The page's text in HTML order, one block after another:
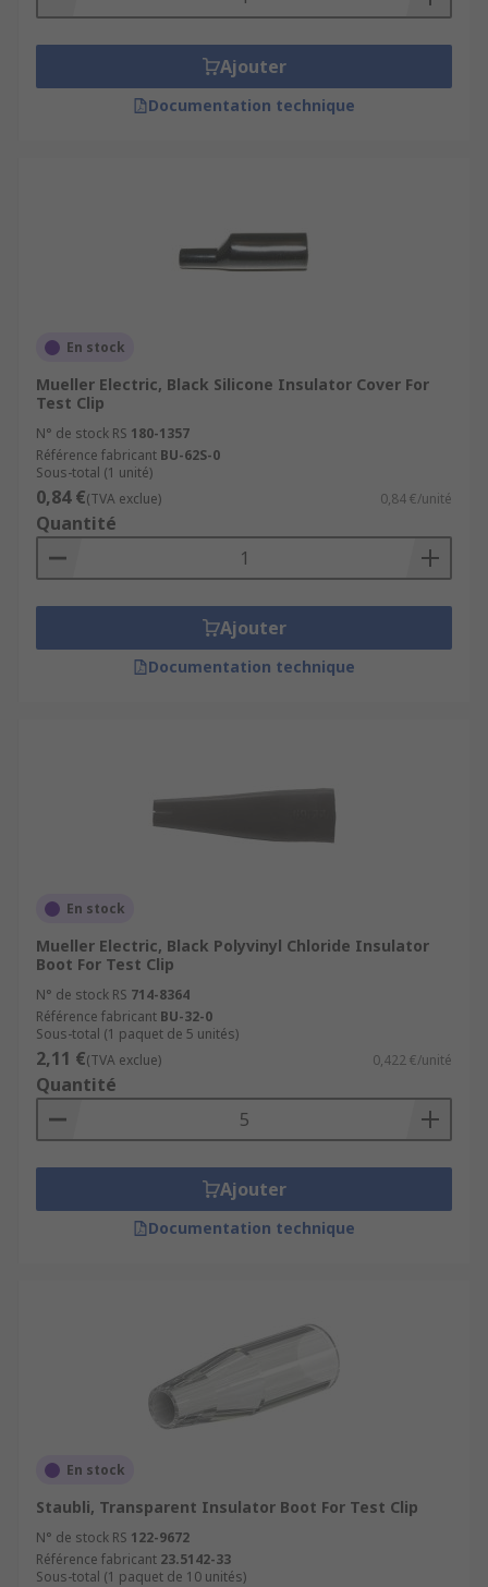
Ajouter
Documentation technique
En stock
Mueller Electric, Black Silicone Insulator Cover For
Test Clip
N° de stock RS 180-1357
Référence fabricant BU-62S-0
Sous-total (1 unité)
0,84 €(TVA exclue) 0,84 €/unité
Quantité
Ajouter
Documentation technique
En stock
Mueller Electric, Black Polyvinyl Chloride Insulator
Boot For Test Clip
N° de stock RS 714-8364
Référence fabricant BU-32-0
Sous-total (1 paquet de 5 unités)
2,11 €(TVA exclue) 0,422 €/unité
Quantité
Ajouter
Documentation technique
En stock
Staubli, Transparent Insulator Boot For Test Clip
N° de stock RS 122-9672
Référence fabricant 23.5142-33
Sous-total (1 paquet de 10 unités)